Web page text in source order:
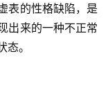
表的性格缺陷，是
出来的一种不正常
。